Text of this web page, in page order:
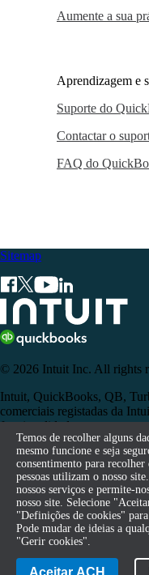
Aumente a sua
Aprendizagem e
Suporte do
Contactar o
FAQ do
Sitemap
© 2026 Intuit Inc. All rights
Intuit, QuickBooks, QB,
comerciais registadas da
funcionalidades, suporte,
alterações sem aviso prévio.
Ao aceder a e ao utilizar
Terms of ServiceContact
Temos de recolher alguns
mesmo funcione e seja
consentimento para recolher
pessoas utilizam o nosso
nossos serviços e permite-
nosso site. Selecione
"Definições de cookies"
Pode mudar de ideias a
"Gerir cookies".
Aceitar ACH
Temos de recolher alguns
mesmo funcione e seja
consentimento para recolher
pessoas utilizam o nosso
nossos serviços e permite-
nosso site. Selecione
"Definições de cookies"
Pode mudar de ideias a
"Gerir cookies".
Aceitar ACH